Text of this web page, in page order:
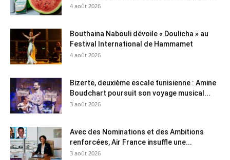
4 août 2026
Bouthaina Nabouli dévoile « Doulicha » au
Festival International de Hammamet
4 août 2026
Bizerte, deuxième escale tunisienne : Amine
Boudchart poursuit son voyage musical...
3 août 2026
Avec des Nominations et des Ambitions
renforcées, Air France insuffle une...
3 août 2026